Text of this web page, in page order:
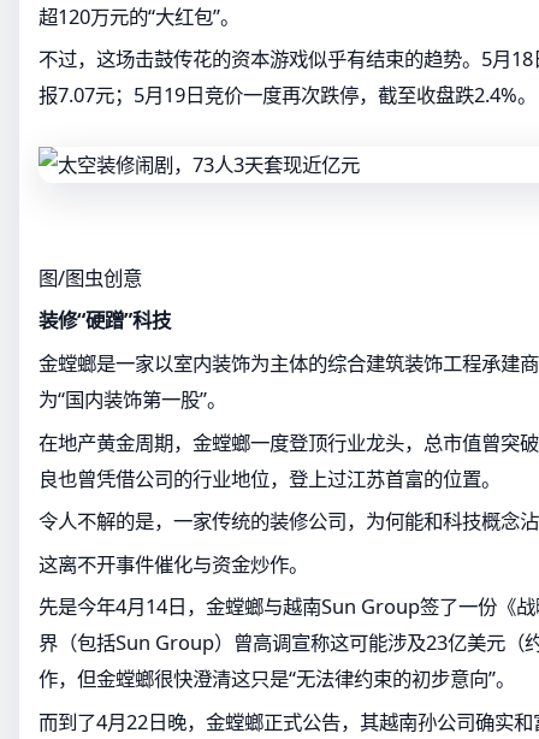
超120万元的“大红包”。
不过，这场击鼓传花的资本游戏似乎有结束的趋势。5月
报7.07元；5月19日竞价一度再次跌停，截至收盘跌2.4%。
图/图虫创意
装修“硬蹭”科技
金螳螂是一家以室内装饰为主体的综合建筑装饰工程承建
为“国内装饰第一股”。
在地产黄金周期，金螳螂一度登顶行业龙头，总市值曾突
良也曾凭借公司的行业地位，登上过江苏首富的位置。
令人不解的是，一家传统的装修公司，为何能和科技概念
这离不开事件催化与资金炒作。
先是今年4月14日，金螳螂与越南Sun Group签了一份《
界（包括Sun Group）曾高调宣称这可能涉及23亿美元（
作，但金螳螂很快澄清这只是“无法律约束的初步意向”。
而到了4月22日晚，金螳螂正式公告，其越南孙公司确实